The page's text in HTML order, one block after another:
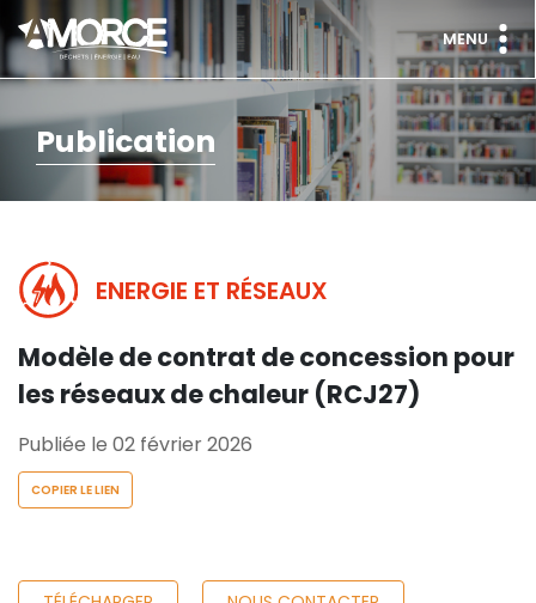
MENU
Publication
ENERGIE ET RÉSEAUX
Modèle de contrat de concession pour
les réseaux de chaleur (RCJ27)
Publiée le 02 février 2026
COPIER LE LIEN